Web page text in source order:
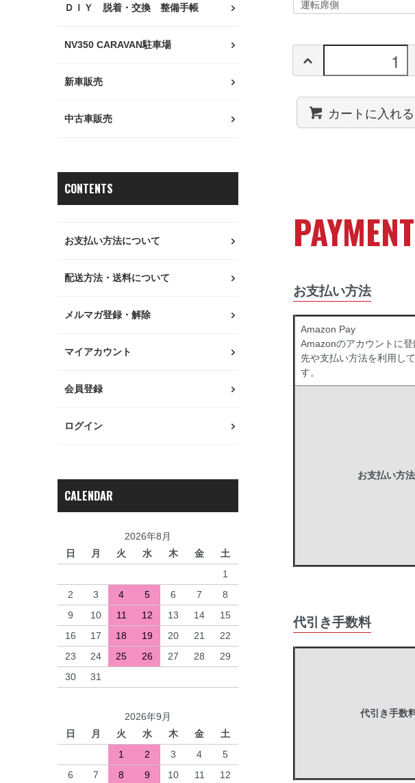
カートに入れる
PAYMENT
お支払い方法
Amazon Pay
Amazonのアカウントに
先や支払い方法を利用し
す。
お支払い方法
代引き手数料
代引き手数
ＤＩＹ 脱着・交換 整備手帳
NV350 CARAVAN駐車場
新車販売
中古車販売
CONTENTS
お支払い方法について
配送方法・送料について
メルマガ登録・解除
マイアカウント
会員登録
ログイン
CALENDAR
2026年8月
日
月 火 水 木 金
土
1
2
3 4 5 6 7
8
9
10 11 12 13 14
15
16
17 18 19 20 21
22
23
24 25 26 27 28
29
30
31
2026年9月
日
月 火 水 木 金
土
1
2 3 4
5
6
7 8 9 10 11
12